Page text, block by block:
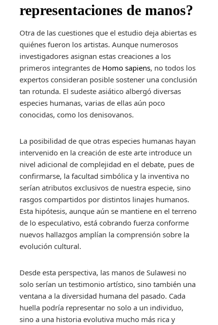
representaciones de manos?
Otra de las cuestiones que el estudio deja abiertas es
quiénes fueron los artistas. Aunque numerosos
investigadores asignan estas creaciones a los
primeros integrantes de Homo sapiens, no todos los
expertos consideran posible sostener una conclusión
tan rotunda. El sudeste asiático albergó diversas
especies humanas, varias de ellas aún poco
conocidas, como los denisovanos.
La posibilidad de que otras especies humanas hayan
intervenido en la creación de este arte introduce un
nivel adicional de complejidad en el debate, pues de
confirmarse, la facultad simbólica y la inventiva no
serían atributos exclusivos de nuestra especie, sino
rasgos compartidos por distintos linajes humanos.
Esta hipótesis, aunque aún se mantiene en el terreno
de lo especulativo, está cobrando fuerza conforme
nuevos hallazgos amplían la comprensión sobre la
evolución cultural.
Desde esta perspectiva, las manos de Sulawesi no
solo serían un testimonio artístico, sino también una
ventana a la diversidad humana del pasado. Cada
huella podría representar no solo a un individuo,
sino a una historia evolutiva mucho más rica y